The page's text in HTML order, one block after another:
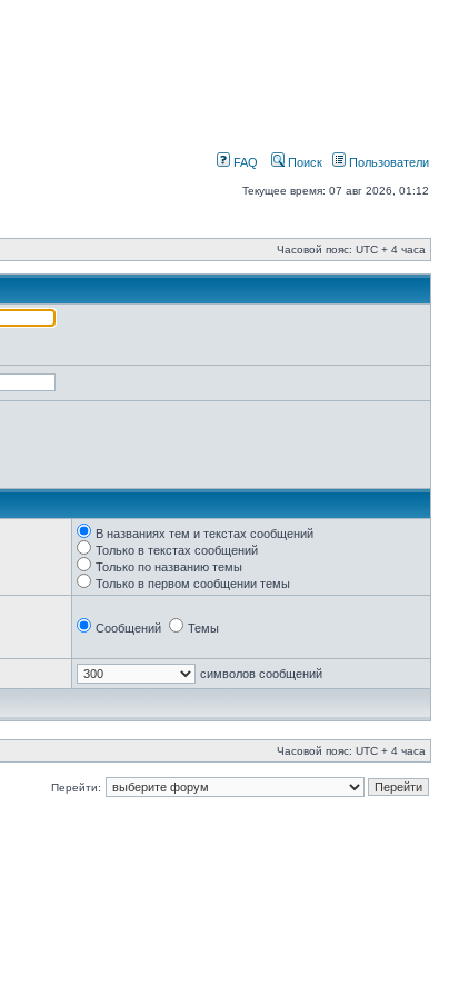
FAQ Поиск Пользователи
Текущее время: 07 авг 2026, 01:12
Часовой пояс: UTC + 4 часа
В названиях тем и текстах сообщений
Только в текстах сообщений
Только по названию темы
Только в первом сообщении темы
Сообщений Темы
символов сообщений
Часовой пояс: UTC + 4 часа
Перейти: